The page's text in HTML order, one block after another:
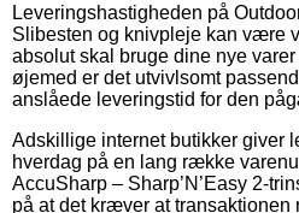
Leveringshastigheden på
Slibesten og knivpleje kan være
absolut skal bruge dine nye
øjemed er det utvivlsomt
anslåede leveringstid for den
Adskillige internet butikker giver
hverdag på en lang række
AccuSharp – Sharp’N’Easy 2-
på at det kræver at transaktionen